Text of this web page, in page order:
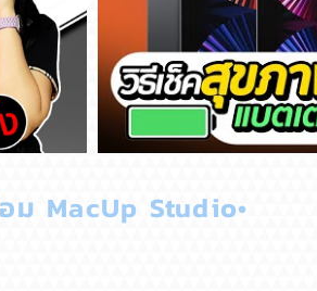
วิธีเช็คสุขภาพแบตเตอรี่
ม MacUp Studio•